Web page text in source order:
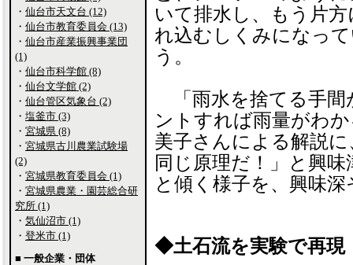
いて排水し、もう片
れ込むしくみになっ
う。
「雨水を捨てる手間
ントすれば雨量がわ
美子さんによる解説
同じ原理だ！」と興
と傾く様子を、興味
◆土石流を実験で再現
・ 仙台市天文台 (12)
・ 仙台市教育委員会 (13)
・ 仙台市産業振興事業団
(1)
・ 仙台市科学館 (8)
・ 仙台文学館 (2)
・ 仙台管区気象台 (2)
・ 塩釜市 (3)
・ 宮城県 (8)
・ 宮城県古川農業試験場
(2)
・ 宮城県教育委員会 (1)
・ 宮城県農業・園芸総合研
究所 (1)
・ 気仙沼市 (1)
・ 登米市 (1)
■ 一般企業・団体